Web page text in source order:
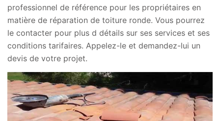
professionnel de référence pour les propriétaires en
matière de réparation de toiture ronde. Vous pourrez
le contacter pour plus d détails sur ses services et ses
conditions tarifaires. Appelez-le et demandez-lui un
devis de votre projet.